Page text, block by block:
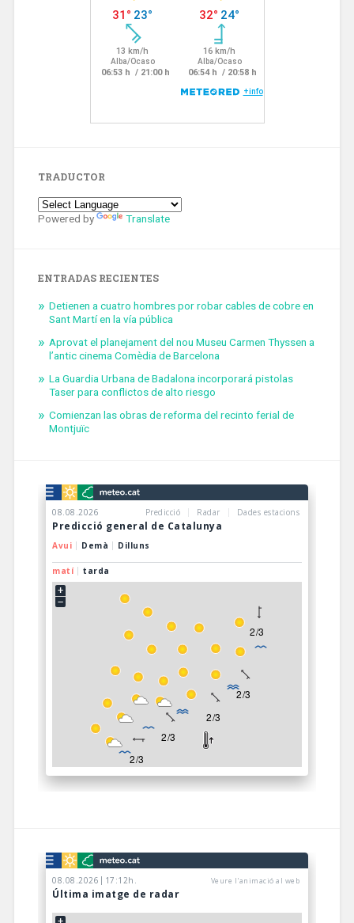
TRADUCTOR
Powered by Translate
ENTRADAS RECIENTES
Detienen a cuatro hombres por robar cables de cobre en
Sant Martí en la vía pública
Aprovat el planejament del nou Museu Carmen Thyssen a
l’antic cinema Comèdia de Barcelona
La Guardia Urbana de Badalona incorporará pistolas
Taser para conflictos de alto riesgo
Comienzan las obras de reforma del recinto ferial de
Montjuïc